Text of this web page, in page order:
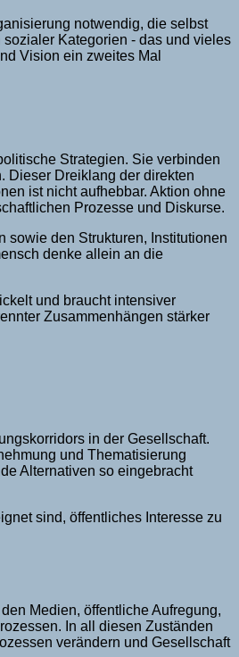
notwendig, die selbst
Kategorien - das und vieles
Vision ein zweites Mal
Strategien. Sie verbinden
Dieser Dreiklang der direkten
ist nicht aufhebbar. Aktion ohne
Prozesse und Diskurse.
sowie den Strukturen, Institutionen
denke allein an die
und braucht intensiver
Zusammenhängen stärker
in der Gesellschaft.
und Thematisierung
Alternativen so eingebracht
sind, öffentliches Interesse zu
Medien, öffentliche Aufregung,
In all diesen Zuständen
verändern und Gesellschaft